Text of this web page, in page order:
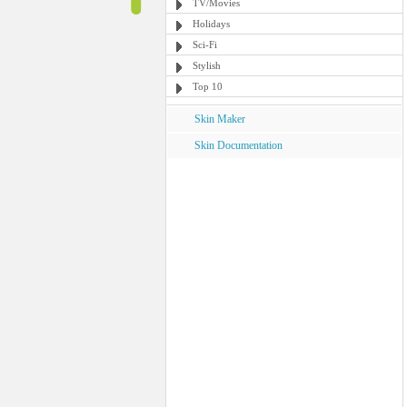
TV/Movies
Holidays
Sci-Fi
Stylish
Top 10
Skin Maker
Skin Documentation